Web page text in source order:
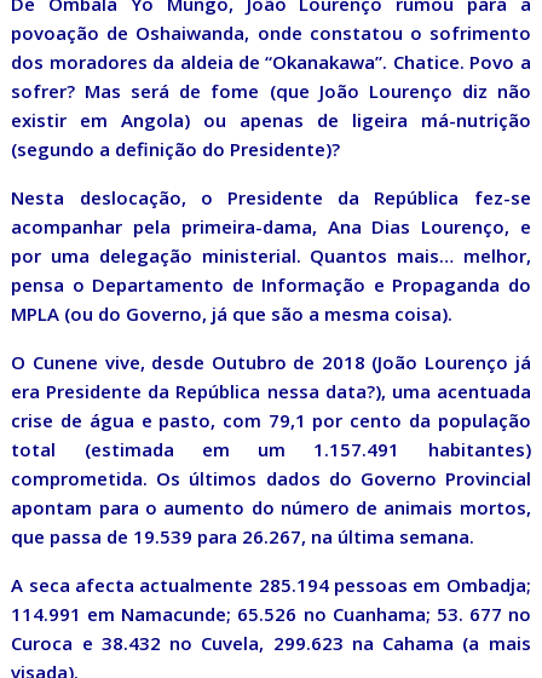
povoação de Oshaiwanda, onde constatou o sofrimento
dos moradores da aldeia de “Okanakawa”. Chatice. Povo a
sofrer? Mas será de fome (que João Lourenço diz não
existir em Angola) ou apenas de ligeira má-nutrição
(segundo a definição do Presidente)?
Nesta deslocação, o Presidente da República fez-se
acompanhar pela primeira-dama, Ana Dias Lourenço, e
por uma delegação ministerial. Quantos mais… melhor,
pensa o Departamento de Informação e Propaganda do
MPLA (ou do Governo, já que são a mesma coisa).
O Cunene vive, desde Outubro de 2018 (João Lourenço já
era Presidente da República nessa data?), uma acentuada
crise de água e pasto, com 79,1 por cento da população
total (estimada em um 1.157.491 habitantes)
comprometida. Os últimos dados do Governo Provincial
apontam para o aumento do número de animais mortos,
que passa de 19.539 para 26.267, na última semana.
A seca afecta actualmente 285.194 pessoas em Ombadja;
114.991 em Namacunde; 65.526 no Cuanhama; 53. 677 no
Curoca e 38.432 no Cuvela, 299.623 na Cahama (a mais
visada).